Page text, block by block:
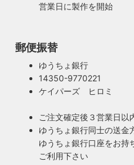
営業日に製作を開始
郵便振替
ゆうちょ銀行
14350-9770221
ケイパーズ ヒロミ
ご注文確定後３営業日以
ゆうちょ銀行同士の送金
ゆうちょ銀行口座をお持
ご利用下さい